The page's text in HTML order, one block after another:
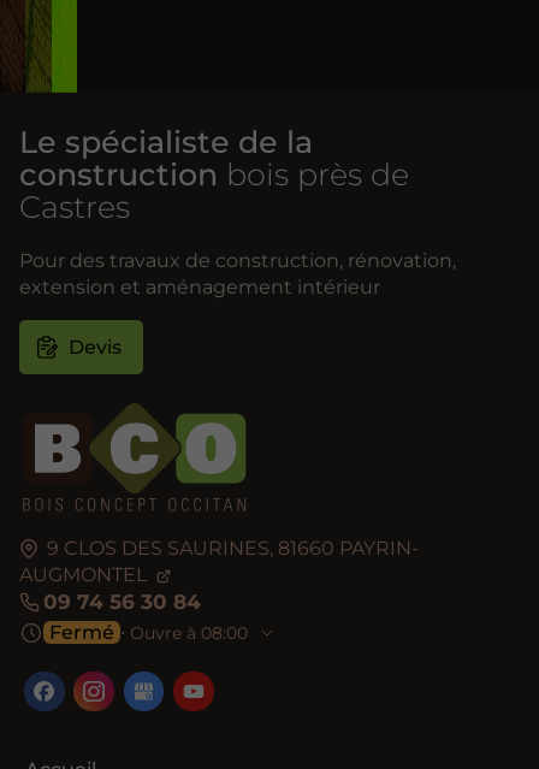
9 CLOS DES SAURINES, 81660 PAYRIN-
AUGMONTEL
09 74 56 30 84
Fermé ⋅ Ouvre à 08:00
Le spécialiste de la
construction bois près de
Castres
Pour des travaux de construction, rénovation,
extension et aménagement intérieur
Devis